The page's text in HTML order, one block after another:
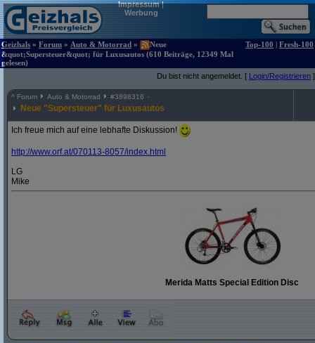
Impressum|
Werbung
Geizhals » Forum » Auto & Motorrad »
Neue
&quot;Supersteuer&quot; für Luxusautos (610 Beiträge, 12349 Mal
gelesen)
Top-100 | Fresh-100
Du bist nicht angemeldet. [ Login/Registrieren ]
^ Forum Auto & Motorrad #3898316
Neue "Supersteuer" für Luxusautos
Ich freue mich auf eine lebhafte Diskussion!
http://www.orf.at/070113-8057/index.html
LG
Mike
Merida Matts Special Edition Disc